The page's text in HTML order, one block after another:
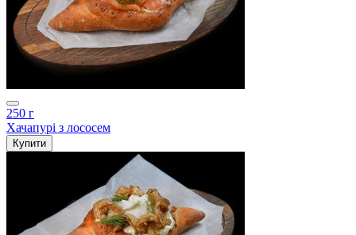
250 г
Хачапурі з лососем
Купити